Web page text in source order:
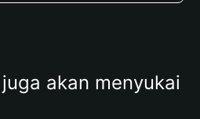
akan menyukai